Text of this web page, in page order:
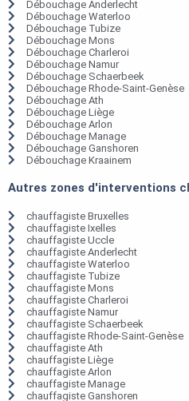
Débouchage Anderlecht
Débouchage Waterloo
Débouchage Tubize
Débouchage Mons
Débouchage Charleroi
Débouchage Namur
Débouchage Schaerbeek
Débouchage Rhode-Saint-Genèse
Débouchage Ath
Débouchage Liège
Débouchage Arlon
Débouchage Manage
Débouchage Ganshoren
Débouchage Kraainem
Autres zones d'interventions
chauffagiste Bruxelles
chauffagiste Ixelles
chauffagiste Uccle
chauffagiste Anderlecht
chauffagiste Waterloo
chauffagiste Tubize
chauffagiste Mons
chauffagiste Charleroi
chauffagiste Namur
chauffagiste Schaerbeek
chauffagiste Rhode-Saint-Genèse
chauffagiste Ath
chauffagiste Liège
chauffagiste Arlon
chauffagiste Manage
chauffagiste Ganshoren